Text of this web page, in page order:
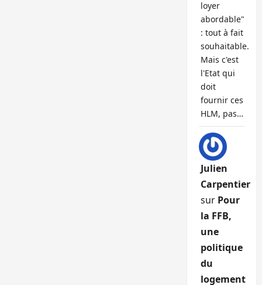
loyer
abordable"
: tout à fait
souhaitable.
Mais c'est
l'Etat qui
doit
fournir ces
HLM, pas…
Julien
Carpentier
sur Pour
la FFB,
une
politique
du
logement